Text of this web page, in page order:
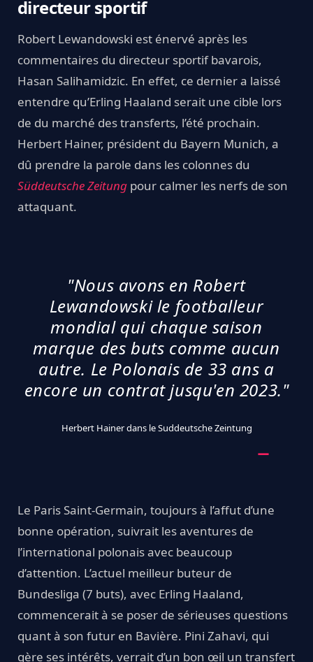
directeur sportif
Robert Lewandowski est énervé après les
commentaires du directeur sportif bavarois,
Hasan Salihamidzic. En effet, ce dernier a laissé
entendre qu’Erling Haaland serait une cible lors
de du marché des transferts, l’été prochain.
Herbert Hainer, président du Bayern Munich, a
dû prendre la parole dans les colonnes du
Süddeutsche Zeitung pour calmer les nerfs de son
attaquant.
"Nous avons en Robert
Lewandowski le footballeur
mondial qui chaque saison
marque des buts comme aucun
autre. Le Polonais de 33 ans a
encore un contrat jusqu'en 2023."
Herbert Hainer dans le Suddeutsche Zeintung
Le Paris Saint-Germain, toujours à l’affut d’une
bonne opération, suivrait les aventures de
l’international polonais avec beaucoup
d’attention. L’actuel meilleur buteur de
Bundesliga (7 buts), avec Erling Haaland,
commencerait à se poser de sérieuses questions
quant à son futur en Bavière. Pini Zahavi, qui
gère ses intérêts, verrait d’un bon œil un transfert